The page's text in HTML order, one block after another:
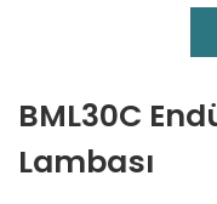
BML30C
Lambası